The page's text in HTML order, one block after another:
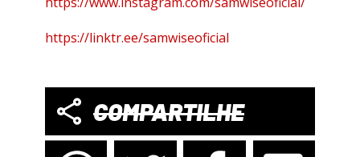
https://linktr.ee/samwiseoficial
COMPARTILHE